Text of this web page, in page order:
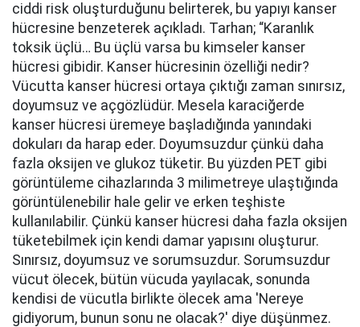
ciddi risk oluşturduğunu belirterek, bu yapıyı kanser
hücresine benzeterek açıkladı. Tarhan; “Karanlık
toksik üçlü… Bu üçlü varsa bu kimseler kanser
hücresi gibidir. Kanser hücresinin özelliği nedir?
Vücutta kanser hücresi ortaya çıktığı zaman sınırsız,
doyumsuz ve açgözlüdür. Mesela karaciğerde
kanser hücresi üremeye başladığında yanındaki
dokuları da harap eder. Doyumsuzdur çünkü daha
fazla oksijen ve glukoz tüketir. Bu yüzden PET gibi
görüntüleme cihazlarında 3 milimetreye ulaştığında
görüntülenebilir hale gelir ve erken teşhiste
kullanılabilir. Çünkü kanser hücresi daha fazla oksijen
tüketebilmek için kendi damar yapısını oluşturur.
Sınırsız, doyumsuz ve sorumsuzdur. Sorumsuzdur
vücut ölecek, bütün vücuda yayılacak, sonunda
kendisi de vücutla birlikte ölecek ama 'Nereye
gidiyorum, bunun sonu ne olacak?' diye düşünmez.